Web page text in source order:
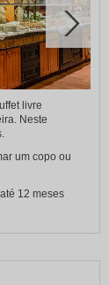
livre
Neste
um copo ou
12 meses